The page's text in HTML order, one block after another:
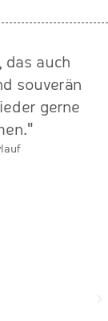
das auch
souverän
gerne